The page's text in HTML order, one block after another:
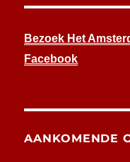
Bezoek Het
Facebook
AANKOMENDE